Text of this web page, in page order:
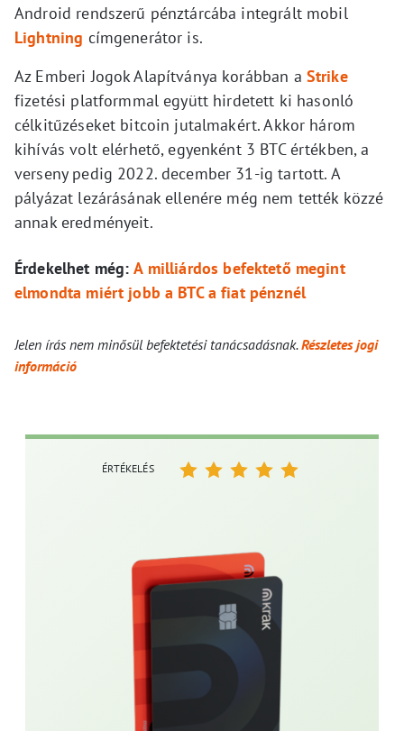
Android rendszerű pénztárcába integrált mobil
Lightning címgenerátor is.
Az Emberi Jogok Alapítványa korábban a Strike
fizetési platformmal együtt hirdetett ki hasonló
célkitűzéseket bitcoin jutalmakért. Akkor három
kihívás volt elérhető, egyenként 3 BTC értékben, a
verseny pedig 2022. december 31-ig tartott. A
pályázat lezárásának ellenére még nem tették közzé
annak eredményeit.
Érdekelhet még: A milliárdos befektető megint
elmondta miért jobb a BTC a fiat pénznél
Jelen írás nem minősül befektetési tanácsadásnak.Részletes jogi
információ
ÉRTÉKELÉS